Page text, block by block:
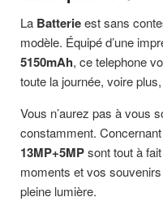
La Batterieest sans
modèle. Équipé d’une
5150mAh, ce telephone
toute la journée, voire
Vous n’aurez pas à vous
constamment.
13MP+5MPsont tout à
moments et vos
pleine lumière.